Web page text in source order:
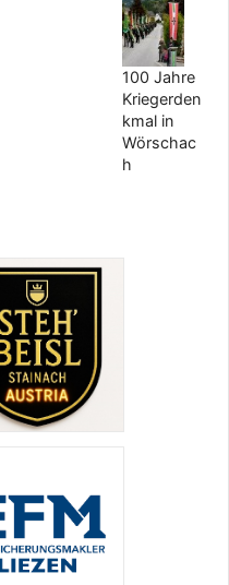
100 Jahre
Kriegerden
kmal in
Wörschac
h